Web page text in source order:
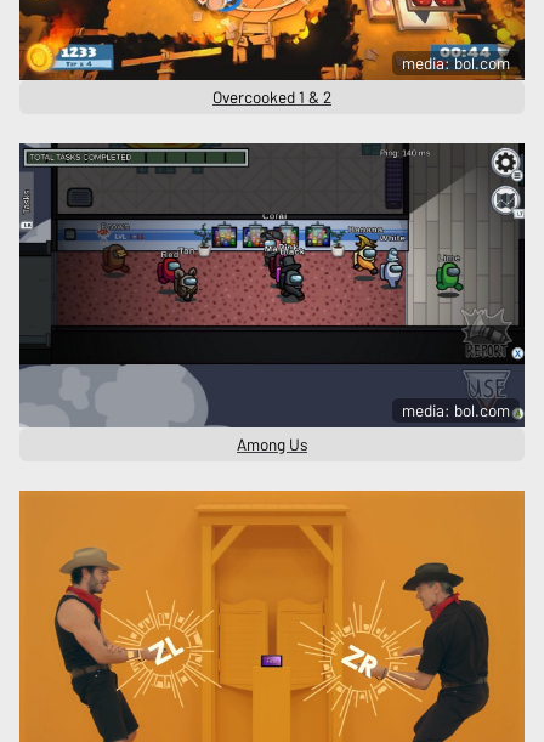
media: bol.com
Overcooked 1 & 2
media: bol.com
Among Us